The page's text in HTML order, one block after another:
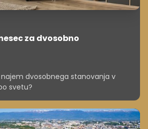
za dvosobno
najem dvosobnega stanovanja v
svetu?